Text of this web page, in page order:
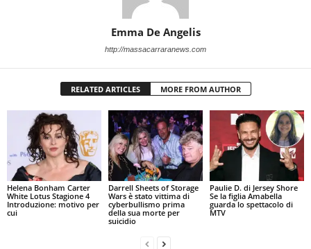
Emma De Angelis
http://massacarraranews.com
RELATED ARTICLES MORE FROM AUTHOR
Helena Bonham Carter
White Lotus Stagione 4
Introduzione: motivo per
cui
Darrell Sheets of Storage
Wars è stato vittima di
cyberbullismo prima
della sua morte per
suicidio
Paulie D. di Jersey Shore
Se la figlia Amabella
guarda lo spettacolo di
MTV